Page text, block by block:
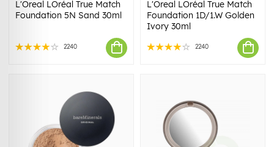
L'Oreal LOréal True Match
Foundation 5N Sand 30ml
2240
L'Oreal LOréal True Match
Foundation 1D/1.W Golden
Ivory 30ml
2240